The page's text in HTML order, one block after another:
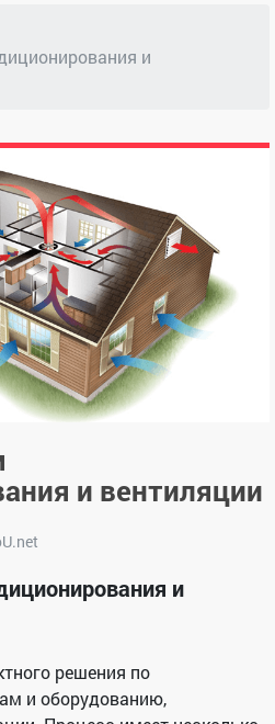
и
и вентиляции
и
решения по
и оборудованию,